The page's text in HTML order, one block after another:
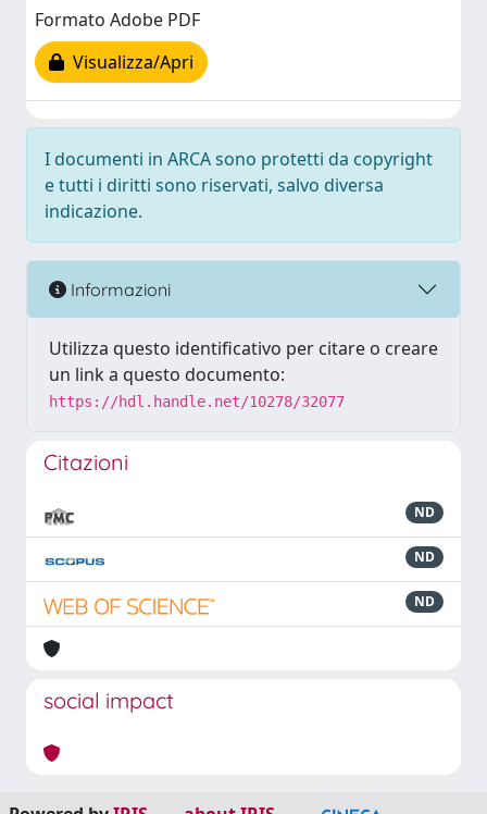
Formato Adobe PDF
Visualizza/Apri
I documenti in ARCA sono protetti da copyright
e tutti i diritti sono riservati, salvo diversa
indicazione.
Informazioni
Utilizza questo identificativo per citare o creare
un link a questo documento:
https://hdl.handle.net/10278/32077
Citazioni
ND
ND
ND
social impact